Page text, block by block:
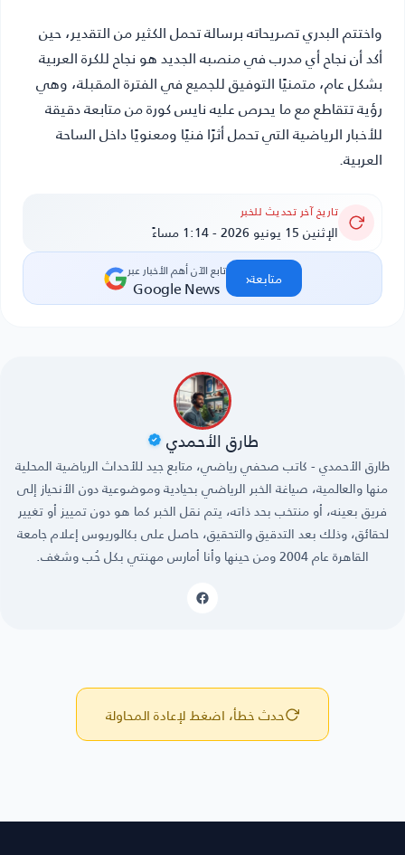
واختتم البدري تصريحاته برسالة تحمل الكثير من التقدير، حين
أكد أن نجاح أي مدرب في منصبه الجديد هو نجاح للكرة العربية
بشكل عام، متمنيًا التوفيق للجميع في الفترة المقبلة، وهي
رؤية تتقاطع مع ما يحرص عليهنايس كورةمن متابعة دقيقة
للأخبار الرياضية التي تحمل أثرًا فنيًا ومعنويًا داخل الساحة
العربية.
تاريخ آخر تحديث للخبر
الإثنين 15 يونيو 2026 - 1:14 مساءً
تابع الآن أهم الأخبار عبر
Google News متابعة‹
طارق الأحمدي
طارق الأحمدي - كاتب صحفي رياضي، متابع جيد للأحداث الرياضية المحلية
منها والعالمية، صياغة الخبر الرياضي بحيادية وموضوعية دون الأنحياز إلى
فريق بعينه، أو منتخب بحد ذاته، يتم نقل الخبر كما هو دون تمييز أو تغيير
لحقائق، وذلك بعد التدقيق والتحقيق، حاصل على بكالوريوس إعلام جامعة
القاهرة عام 2004 ومن حينها وأنا أمارس مهنتي بكل حُب وشغف.
حدث خطأ، اضغط لإعادة المحاولة